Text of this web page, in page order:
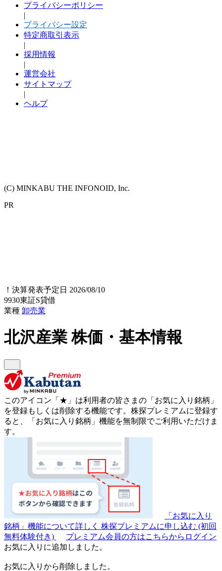
プライバシーポリシー
|
プライバシー設定
特定商取引表示
|
採用情報
|
運営会社
サイトマップ
|
ヘルプ
(C) MINKABU THE INFONOID, Inc.
PR
！ 決算発表予定日 2026/08/10
9930東証S貸借
業種 卸売業
北沢産業株価・基本情報
このアイコン 「★」 は利用者の皆さまの 「お気に入り銘柄」
を登録もしくは削除する機能です。 株探プレミアムに登録す
ると、「お気に入り銘柄」機能を無制限でご利用いただけま
す。
「お気に入り
銘柄」機能について詳しく 株探プレミアムに申し込む (初回
無料体験付き)
プレミアム会員の方はこちらからログイン
お気に入りに追加しました。
お気に入りから削除しました。